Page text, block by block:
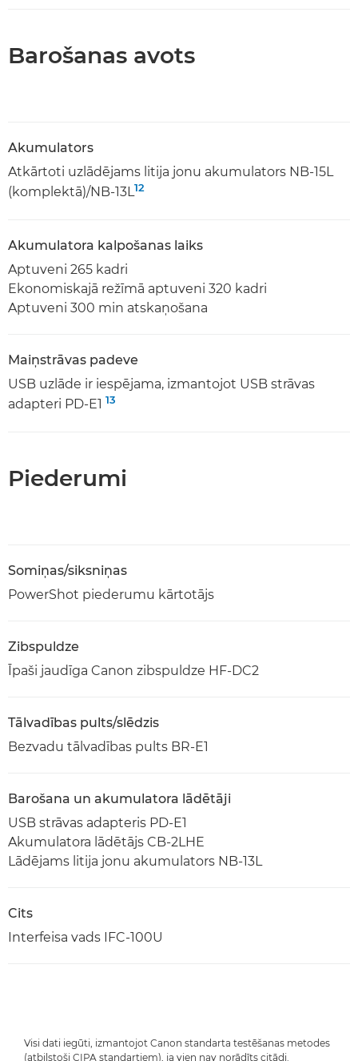
Barošanas avots
Akumulators
Atkārtoti uzlādējams litija jonu akumulators NB-15L
(komplektā)/NB-13L12
Akumulatora kalpošanas laiks
Aptuveni 265 kadri
Ekonomiskajā režīmā aptuveni 320 kadri
Aptuveni 300 min atskaņošana
Maiņstrāvas padeve
USB uzlāde ir iespējama, izmantojot USB strāvas
adapteri PD-E1 13
Piederumi
Somiņas/siksniņas
PowerShot piederumu kārtotājs
Zibspuldze
Īpaši jaudīga Canon zibspuldze HF-DC2
Tālvadības pults/slēdzis
Bezvadu tālvadības pults BR-E1
Barošana un akumulatora lādētāji
USB strāvas adapteris PD-E1
Akumulatora lādētājs CB-2LHE
Lādējams litija jonu akumulators NB-13L
Cits
Interfeisa vads IFC-100U
Visi dati iegūti, izmantojot Canon standarta testēšanas metodes
(atbilstoši CIPA standartiem), ja vien nav norādīts citādi.